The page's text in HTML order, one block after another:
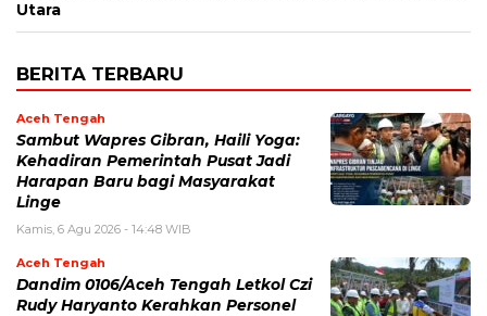
Utara
BERITA TERBARU
Aceh Tengah
‎Sambut Wapres Gibran, Haili Yoga:
Kehadiran Pemerintah Pusat Jadi
Harapan Baru bagi Masyarakat
Linge
Kamis, 6 Agu 2026 - 14:48 WIB
Aceh Tengah
Dandim 0106/Aceh Tengah Letkol Czi
Rudy Haryanto Kerahkan Personel